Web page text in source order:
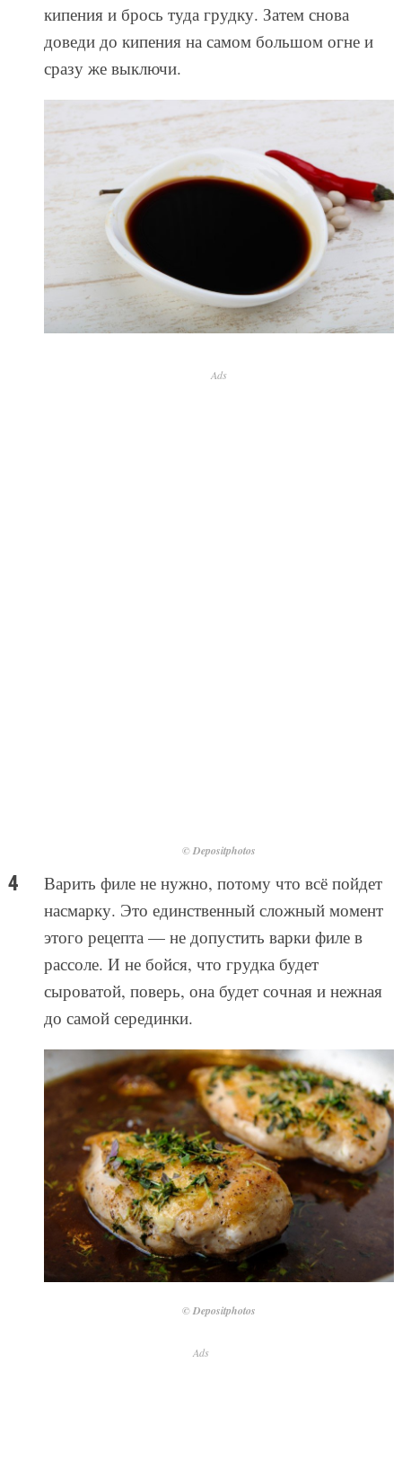
кипения и брось туда грудку. Затем снова
доведи до кипения на самом большом огне и
сразу же выключи.
Ads
© Depositphotos
Варить филе не нужно, потому что всё пойдет
насмарку. Это единственный сложный момент
этого рецепта — не допустить варки филе в
рассоле. И не бойся, что грудка будет
сыроватой, поверь, она будет сочная и нежная
до самой серединки.
© Depositphotos
Ads